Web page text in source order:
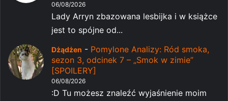
06/08/2026
Lady Arryn zbazowana lesbijka i w książce
jest to spójne od...
Dżądżen - Pomylone Analizy: Ród smoka,
sezon 3, odcinek 7 – „Smok w zimie”
[SPOILERY]
06/08/2026
:D Tu możesz znaleźć wyjaśnienie moim